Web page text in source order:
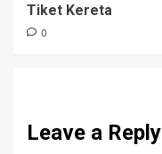
Tiket Kereta
0
Leave a Reply